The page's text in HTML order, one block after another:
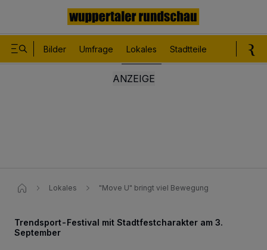
Bilder Umfrage Lokales Stadtteile
Lokales "Move U" bringt viel Bewegung
Trendsport-Festival mit Stadtfestcharakter am 3.
September